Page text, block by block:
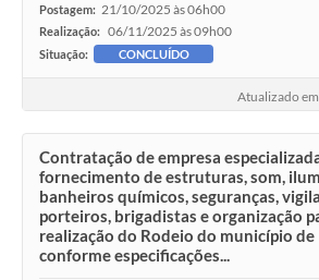
Postagem: 21/10/2025 às 06h00
Realização: 06/11/2025 às 09h00
Situação: CONCLUÍDO
Atualizado
Contratação de empresa
fornecimento de estruturas, som,
banheiros químicos, seguranças,
porteiros, brigadistas e organização
realização do Rodeio do município de
conforme especificações...